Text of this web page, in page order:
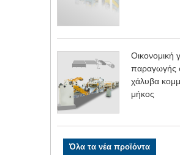
Οικονομική
παραγωγής
χάλυβα
μήκος
Όλα τα νέα προϊόντα